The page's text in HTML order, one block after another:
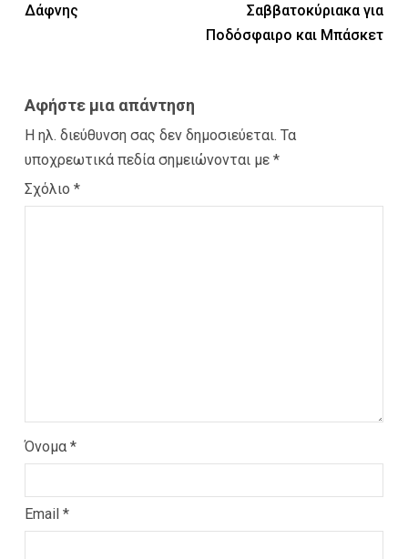
Δάφνης
Σαββατοκύριακα για
Ποδόσφαιρο και Μπάσκετ
Αφήστε μια απάντηση
Η ηλ. διεύθυνση σας δεν δημοσιεύεται. Τα
υποχρεωτικά πεδία σημειώνονται με *
Σχόλιο *
Όνομα *
Email *